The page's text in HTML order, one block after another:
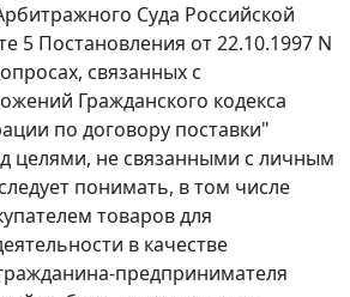
Суда Российской
5 Постановления от 22.10.1997 N
связанных с
Гражданского кодекса
по договору поставки"
целями, не связанными с личным
понимать, в том числе
товаров для
в качестве
предпринимателя